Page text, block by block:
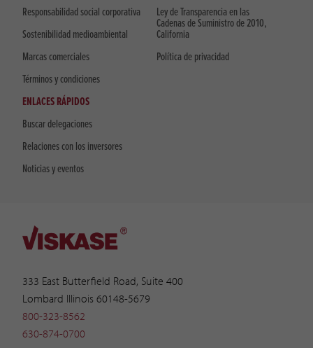
333 East Butterfield Road, Suite 400
Lombard Illinois 60148-5679
800-323-8562
630-874-0700
Responsabilidad social corporativa
Sostenibilidad medioambiental
Marcas comerciales
Términos y condiciones
Ley de Transparencia en las
Cadenas de Suministro de 2010,
California
Política de privacidad
ENLACES RÁPIDOS
Buscar delegaciones
Relaciones con los inversores
Noticias y eventos